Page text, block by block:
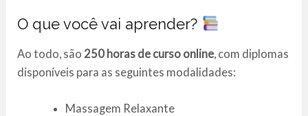
O que você vai aprender?
Ao todo, são 250 horas de curso online, com diplomas
disponíveis para as seguintes modalidades:
Massagem Relaxante